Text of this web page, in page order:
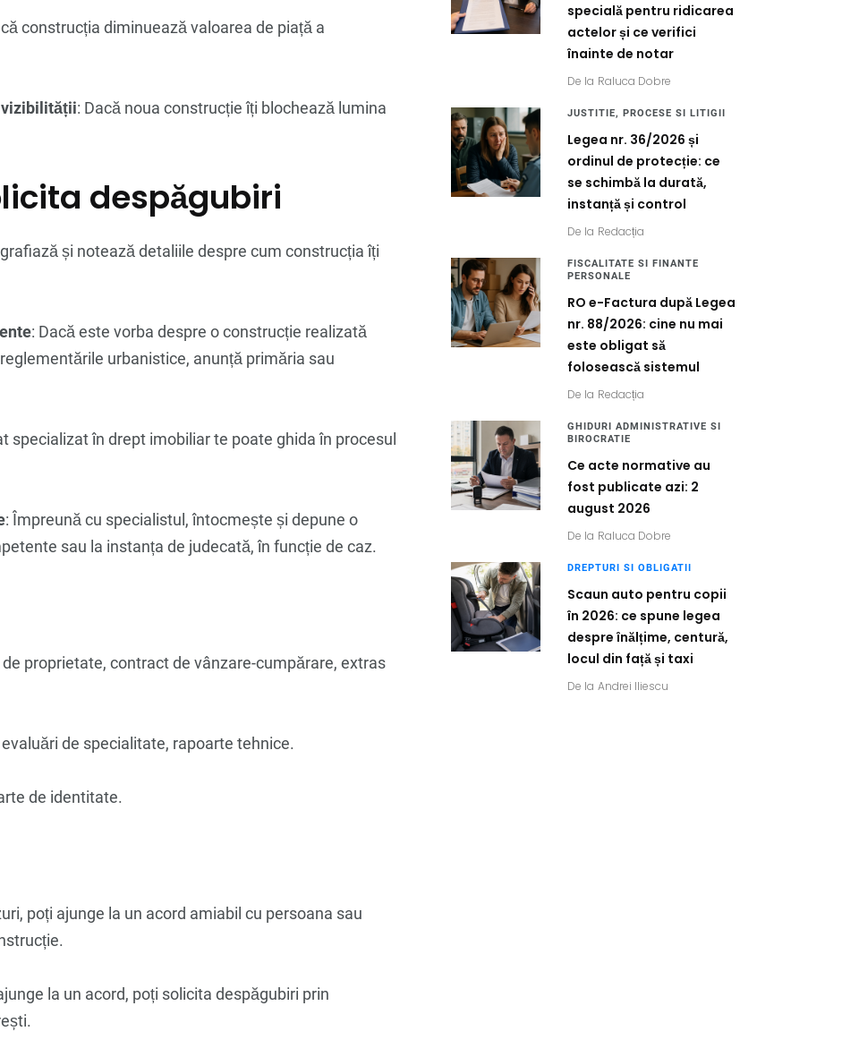
construcția diminuează valoarea de piață a
vizibilității: Dacă noua construcție îți blochează lumina
despăgubiri
și notează detaliile despre cum construcția îți
: Dacă este vorba despre o construcție realizată
urbanistice, anunță primăria sau
specializat în drept imobiliar te poate ghida în procesul
: Împreună cu specialistul, întocmește și depune o
sau la instanța de judecată, în funcție de caz.
de proprietate, contract de vânzare-cumpărare, extras
de specialitate, rapoarte tehnice.
de identitate.
poți ajunge la un acord amiabil cu persoana sau
la un acord, poți solicita despăgubiri prin
specială pentru ridicarea
actelor și ce verifici
înainte de notar
De la Raluca Dobre
JUSTITIE, PROCESE SI LITIGII
Legea nr. 36/2026 și
ordinul de protecție: ce
se schimbă la durată,
instanță și control
De la Redacția
FISCALITATE SI FINANTE
PERSONALE
RO e-Factura după Legea
nr. 88/2026: cine nu mai
este obligat să
folosească sistemul
De la Redacția
GHIDURI ADMINISTRATIVE SI
BIROCRATIE
Ce acte normative au
fost publicate azi: 2
august 2026
De la Raluca Dobre
DREPTURI SI OBLIGATII
Scaun auto pentru copii
în 2026: ce spune legea
despre înălțime, centură,
locul din față și taxi
De la Andrei Iliescu